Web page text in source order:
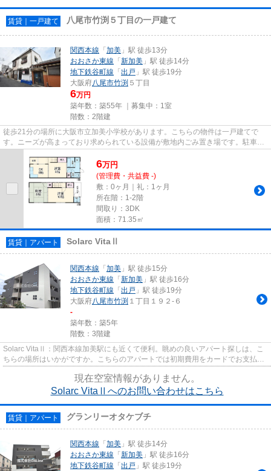
賃貸｜一戸建て 八尾市竹渕５丁目の一戸建て
関西本線 「加美 」駅 徒歩13分
おおさか東線 「新加美 」駅 徒歩14分
地下鉄谷町線 「出戸 」駅 徒歩19分
大阪府八尾市竹渕 ５丁目
6万円
築年数：築55年 ｜募集中： 1室
階数：2階建
徒歩21分の場所に大阪市立加美小学校があります。こちらの物件は一戸建てで
す。ニーズが高まっており求められている設備が敷地内ごみ置き場です。駐車場
まで100mの物件です。賃貸戸建...
6万円
(管理費・共益費 -)
敷：0ヶ月｜礼：1ヶ月
所在階：1-2階
間取り：3DK
面積：71.35㎡
賃貸｜アパート Solarc VitaⅡ
関西本線 「加美 」駅 徒歩15分
おおさか東線 「新加美 」駅 徒歩16分
地下鉄谷町線 「出戸 」駅 徒歩19分
大阪府八尾市竹渕 １丁目１９２-６
-
築年数：築5年
階数：3階建
Solarc VitaⅡ：関西本線加美駅にも近くて便利。眺めの良いアパート探しは、こ
ちらの場所はいかがですか。こちらのアパートでは初期費用をカードでお支払い
いただけます。通風良好なア...
現在空室情報がありません。
Solarc VitaⅡへのお問い合わせはこちら
賃貸｜アパート グランリーオタケブチ
関西本線 「加美 」駅 徒歩14分
おおさか東線 「新加美 」駅 徒歩16分
地下鉄谷町線 「出戸 」駅 徒歩19分